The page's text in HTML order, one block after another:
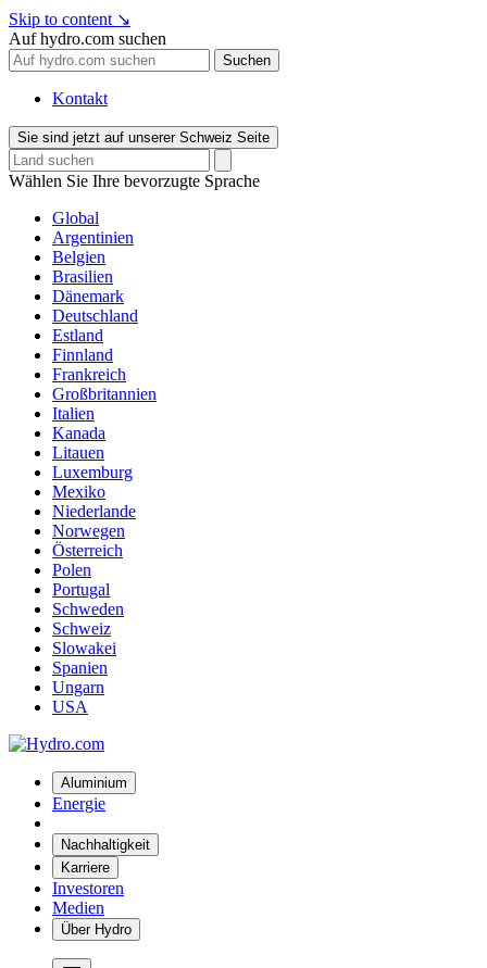
Skip to content ↘
Auf hydro.com suchen
Suchen
Kontakt
Sie sind jetzt auf unserer Schweiz Seite
Wählen Sie Ihre bevorzugte Sprache
Global
Argentinien
Belgien
Brasilien
Dänemark
Deutschland
Estland
Finnland
Frankreich
Großbritannien
Italien
Kanada
Litauen
Luxemburg
Mexiko
Niederlande
Norwegen
Österreich
Polen
Portugal
Schweden
Schweiz
Slowakei
Spanien
Ungarn
USA
Aluminium
Energie
Nachhaltigkeit
Karriere
Investoren
Medien
Über Hydro